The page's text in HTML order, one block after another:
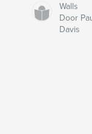
Walls
Door
Davis